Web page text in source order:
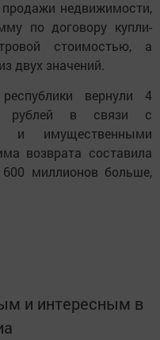
недвижимости,
по договору купли-
стоимостью, а
двух значений.
вернули 4
рублей в связи с
и имущественными
возврата составила
миллионов больше,
и интересным в